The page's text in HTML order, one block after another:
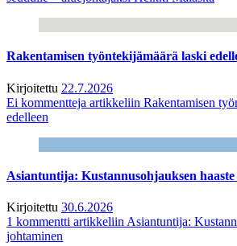
Rakentamisen työntekijämäärä laski
Kirjoitettu 22.7.2026
Ei kommentteja artikkeliin Rakentamisen
edelleen
Asiantuntija: Kustannusohjauksen
Kirjoitettu 30.6.2026
1 kommentti artikkeliin Asiantuntija:
johtaminen